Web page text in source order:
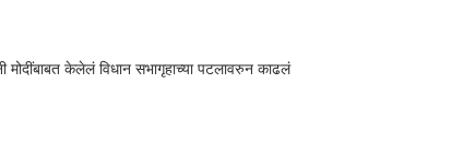
केलेलं विधान सभागृहाच्या पटलावरुन काढलं